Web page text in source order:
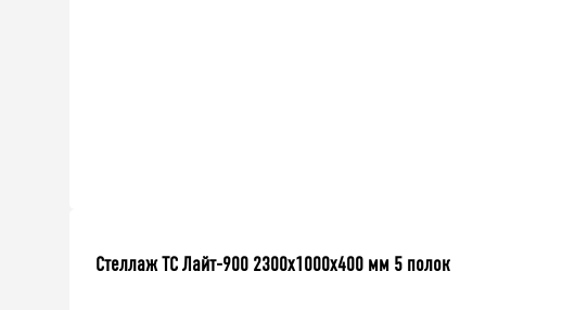
Стеллаж ТС Лайт-900 2300х1000х400 мм 5 полок